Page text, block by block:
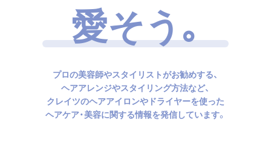
愛そう ｡
プロの美容師やスタイリストがお勧めする、
ヘアアレンジやスタイリング方法など、
クレイツのヘアアイロンやドライヤーを使った
ヘアケア・美容に関する情報を発信しています。